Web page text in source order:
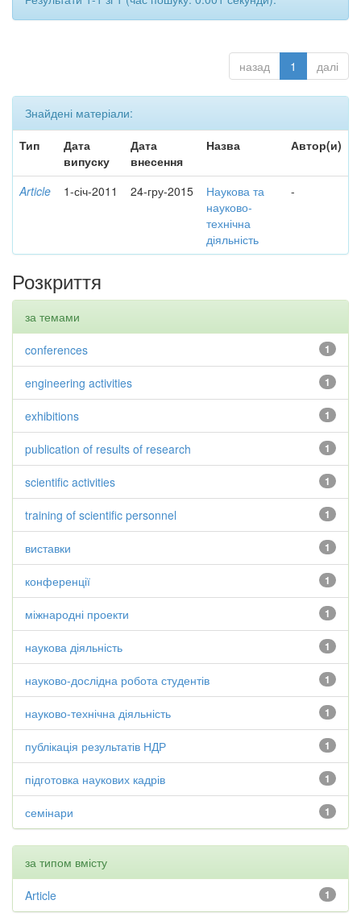
назад 1 далі
Знайдені матеріали:
Тип
Дата
випуску
Дата
внесення
Назва Автор(и)
Article 1-січ-2011 24-гру-2015
Наукова та
науково-
технічна
діяльність
-
Розкриття
за темами
1
conferences
1
engineering activities
1
exhibitions
1
publication of results of research
1
scientific activities
1
training of scientific personnel
1
виставки
1
конференції
1
міжнародні проекти
1
наукова діяльність
1
науково-дослідна робота студентів
1
науково-технічна діяльність
1
публікація результатів НДР
1
підготовка наукових кадрів
1
семінари
за типом вмісту
1
Article